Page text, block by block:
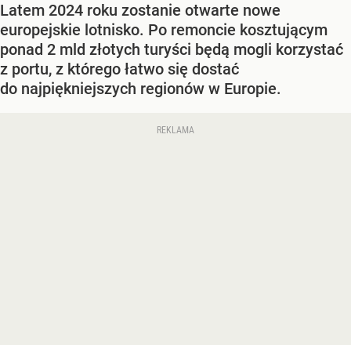
Latem 2024 roku zostanie otwarte nowe
europejskie lotnisko. Po remoncie kosztującym
ponad 2 mld złotych turyści będą mogli korzystać
z portu, z którego łatwo się dostać
do najpiękniejszych regionów w Europie.